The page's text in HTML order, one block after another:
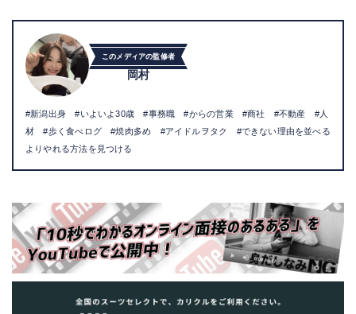
このメディアの監修者
岡村
#新潟出身 #いよいよ30歳 #事務職 #からの営業 #商社 #不動産 #人
材 #歩く食べログ #焼肉多め #アイドルヲタク #できない理由を並べる
よりやれる方法を見つける